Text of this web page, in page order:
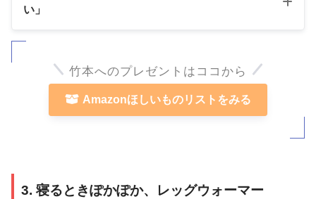
い」
AI検索でこんなことを教えてもらいました
竹本へのプレゼントはココから
Amazonほしいものリストをみる
3. 寝るときぽかぽか、レッグウォーマー